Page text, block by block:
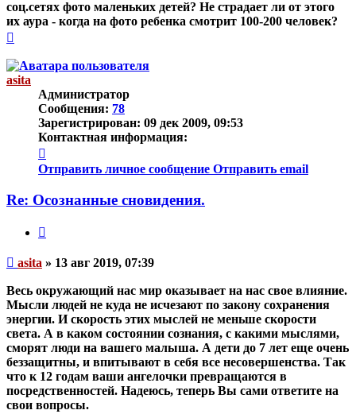
соц.сетях фото маленьких детей? Не страдает ли от этого
их аура - когда на фото ребенка смотрит 100-200 человек?
началу
asita
Администратор
Сообщения: 78
Зарегистрирован: 09 дек 2009, 09:53
Контактная информация:
информация
пользователя
Отправить личное сообщение Отправить email
Re: Осознанные сновидения.
Непрочитанное
asita » 13 авг 2019, 07:39
Весь окружающий нас мир оказывает на нас свое влияние.
Мысли людей не куда не исчезают по закону сохранения
энергии. И скорость этих мыслей не меньше скорости
света. А в каком состоянии сознания, с какими мыслями,
сморят люди на вашего малыша. А дети до 7 лет еще очень
беззащитны, и впитывают в себя все несовершенства. Так
что к 12 годам ваши ангелочки превращаются в
посредственностей. Надеюсь, теперь Вы сами ответите на
свои вопросы.